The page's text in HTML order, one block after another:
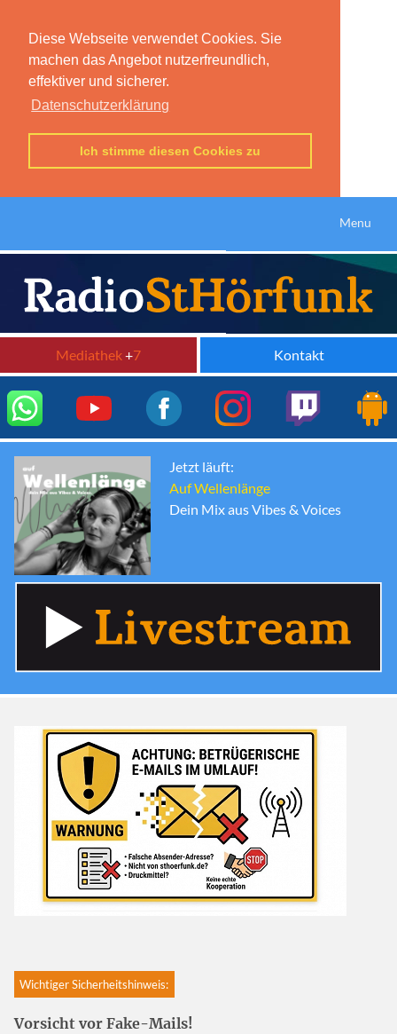
Diese Webseite verwendet Cookies. Sie
machen das Angebot nutzerfreundlich,
effektiver und sicherer.
Datenschutzerklärung
Ich stimme diesen Cookies zu
Menu
Mediathek+7 Kontakt
Jetzt läuft:
Auf Wellenlänge
Dein Mix aus Vibes & Voices
Wichtiger Sicherheitshinweis:
Vorsicht vor Fake-Mails!